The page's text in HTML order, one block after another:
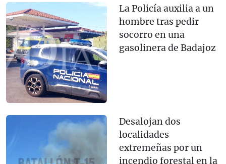
La Policía auxilia a un
hombre tras pedir
socorro en una
gasolinera de Badajoz
Desalojan dos
localidades
extremeñas por un
incendio forestal en la